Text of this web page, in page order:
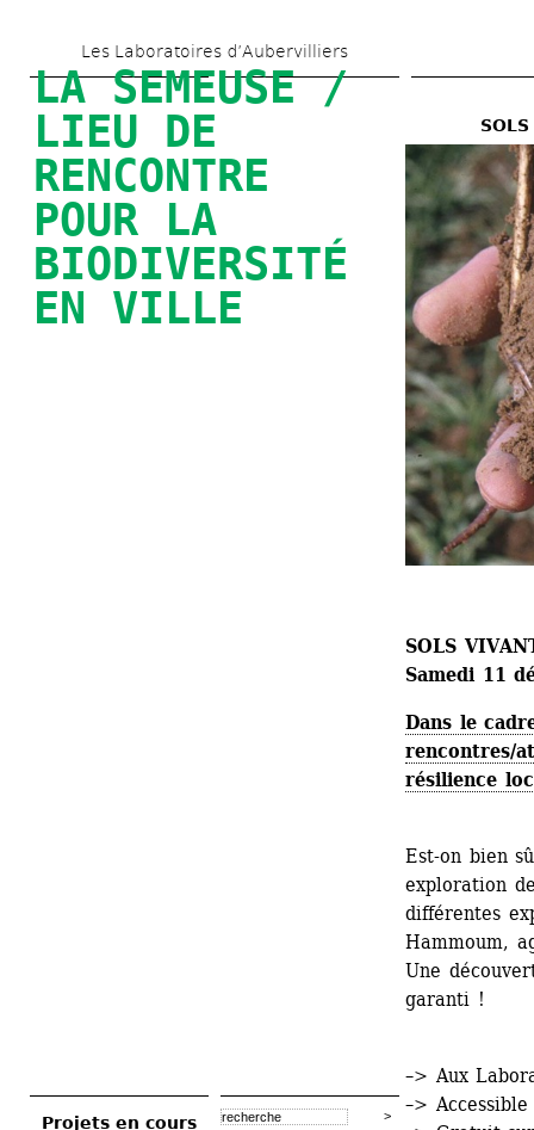
au
contenu
principal
Les Laboratoires d’Aubervilliers
LA SEMEUSE /
LIEU DE
RENCONTRE
POUR LA
BIODIVERSITÉ
EN VILLE
Projets en cours
SOLS
Samedi 11
Dans le
rencontres/
résilience
Est-on bien
exploration
différentes
Hammoum,
Une
garanti !
–> Aux
–>